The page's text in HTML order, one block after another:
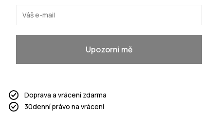
Upozorni mě
Doprava a vrácení zdarma
30denní právo na vrácení